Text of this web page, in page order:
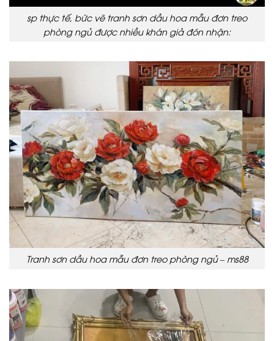
sp thực tế, bức vẽ tranh sơn dầu hoa mẫu đơn treo
phòng ngủ được nhiều khán giả đón nhận:
Tranh sơn dầu hoa mẫu đơn treo phòng ngủ – ms88